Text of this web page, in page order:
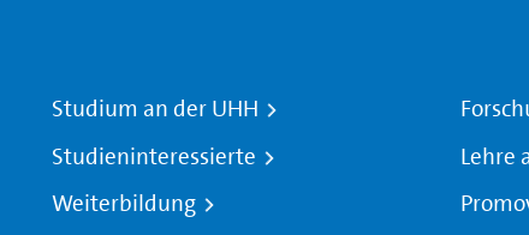
Studium an der UHH
Studieninteressierte
Weiterbildung
Lehre